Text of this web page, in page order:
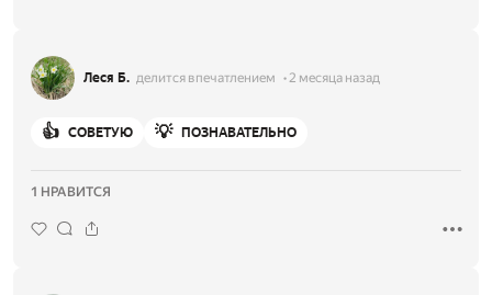
Леся Б. делится впечатлением 2 месяца назад
👍 СОВЕТУЮ 💡 ПОЗНАВАТЕЛЬНО
1 НРАВИТСЯ